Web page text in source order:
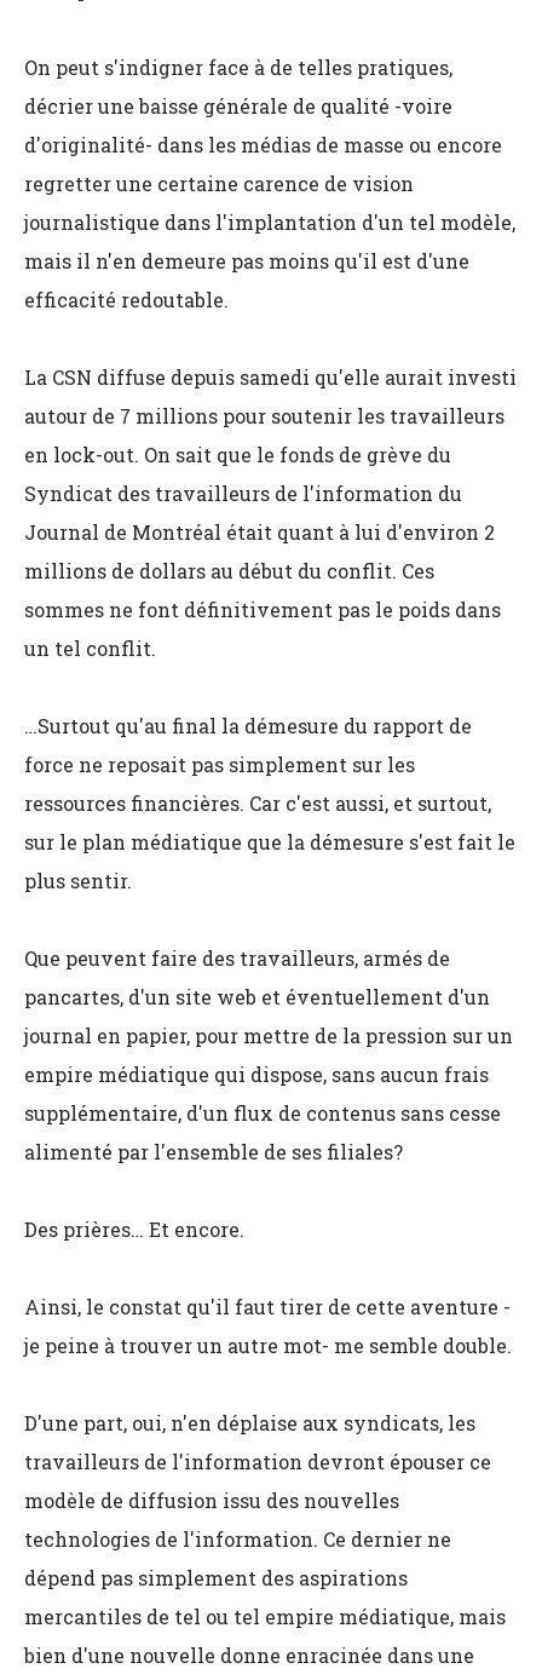
On peut s'indigner face à de telles pratiques,
décrier une baisse générale de qualité -voire
d'originalité- dans les médias de masse ou encore
regretter une certaine carence de vision
journalistique dans l'implantation d'un tel modèle,
mais il n'en demeure pas moins qu'il est d'une
efficacité redoutable.
La CSN diffuse depuis samedi qu'elle aurait investi
autour de 7 millions pour soutenir les travailleurs
en lock-out. On sait que le fonds de grève du
Syndicat des travailleurs de l'information du
Journal de Montréal était quant à lui d'environ 2
millions de dollars au début du conflit. Ces
sommes ne font définitivement pas le poids dans
un tel conflit.
…Surtout qu'au final la démesure du rapport de
force ne reposait pas simplement sur les
ressources financières. Car c'est aussi, et surtout,
sur le plan médiatique que la démesure s'est fait le
plus sentir.
Que peuvent faire des travailleurs, armés de
pancartes, d'un site web et éventuellement d'un
journal en papier, pour mettre de la pression sur un
empire médiatique qui dispose, sans aucun frais
supplémentaire, d'un flux de contenus sans cesse
alimenté par l'ensemble de ses filiales?
Des prières… Et encore.
Ainsi, le constat qu'il faut tirer de cette aventure -
je peine à trouver un autre mot- me semble double.
D'une part, oui, n'en déplaise aux syndicats, les
travailleurs de l'information devront épouser ce
modèle de diffusion issu des nouvelles
technologies de l'information. Ce dernier ne
dépend pas simplement des aspirations
mercantiles de tel ou tel empire médiatique, mais
bien d'une nouvelle donne enracinée dans une